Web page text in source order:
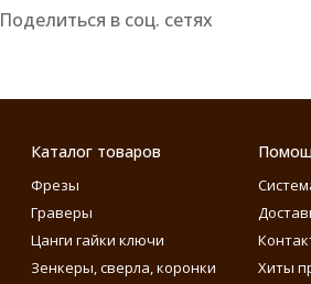
Поделиться в соц. сетях
Каталог товаров
Фрезы
Граверы
Цанги гайки ключи
Зенкеры, сверла, коронки
Хиты